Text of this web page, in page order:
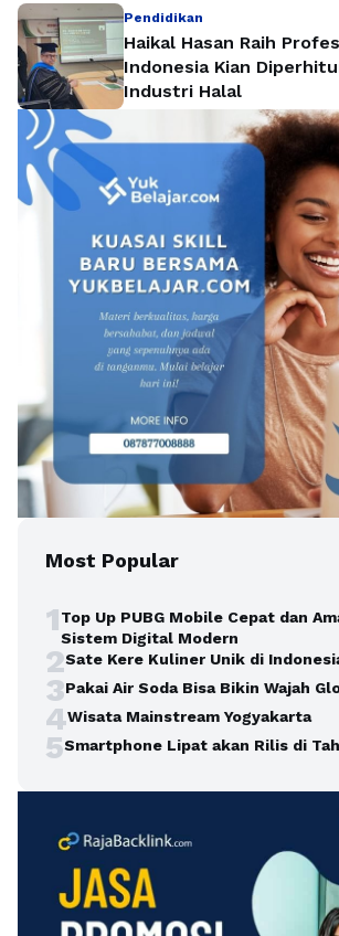
Pendidikan
Haikal Hasan Raih
Indonesia Kian
Industri Halal
Most Popular
1Top Up PUBG Mobile Cepat dan
Sistem Digital Modern
2Sate Kere Kuliner Unik di
3Pakai Air Soda Bisa Bikin Wajah
4Wisata Mainstream Yogyakarta
5Smartphone Lipat akan Rilis di